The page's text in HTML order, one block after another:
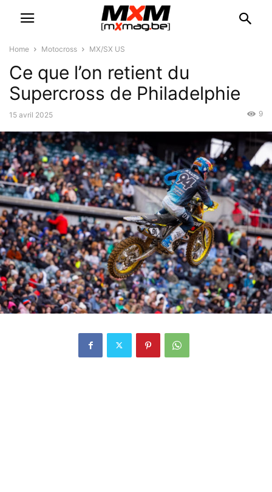
Home Motocross MX/SX US
Ce que l’on retient du
Supercross de Philadelphie
15 avril 2025 9